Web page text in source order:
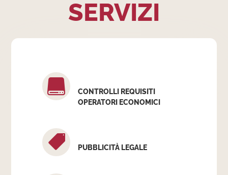
SERVIZI

CONTROLLI REQUISITI
OPERATORI ECONOMICI
 PUBBLICITÀ LEGALE